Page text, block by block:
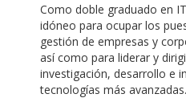
Como doble graduado en
idóneo para ocupar los
gestión de empresas y
así como para liderar y
investigación, desarrollo e
tecnologías más